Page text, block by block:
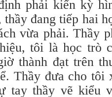
phải kiến kỳ
đang tiếp hai
vừa phải. Thầy
tôi là học trò
thành đạt trên
Thầy đưa cho tôi
tay thầy vẽ kiểu